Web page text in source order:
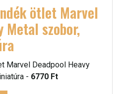
ötlet Marvel
Metal szobor,
Marvel Deadpool Heavy
- 6770 Ft